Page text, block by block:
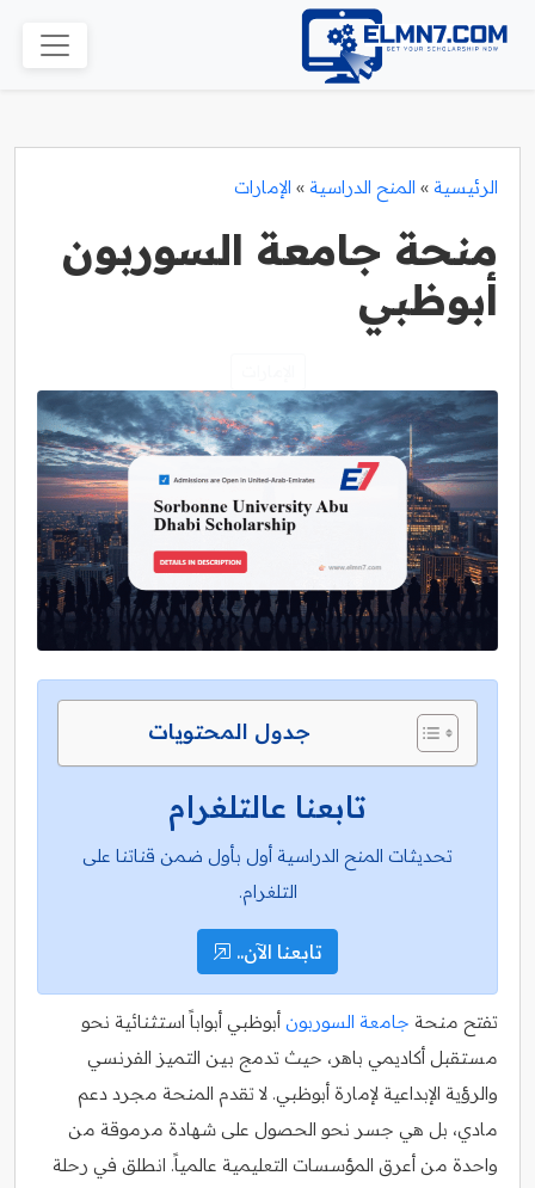
الرئيسية » المنح الدراسية » الإمارات
منحة جامعة السوربون
أبوظبي
جدول المحتويات
تابعنا عالتلغرام
تحديثات المنح الدراسية أول بأول ضمن قناتنا على
التلغرام.
تابعنا الآن..
تفتح منحة جامعة السوربون أبوظبي أبواباً استثنائية نحو
مستقبل أكاديمي باهر، حيث تدمج بين التميز الفرنسي
والرؤية الإبداعية لإمارة أبوظبي. لا تقدم المنحة مجرد دعم
مادي، بل هي جسر نحو الحصول على شهادة مرموقة من
واحدة من أعرق المؤسسات التعليمية عالمياً. انطلق في رحلة